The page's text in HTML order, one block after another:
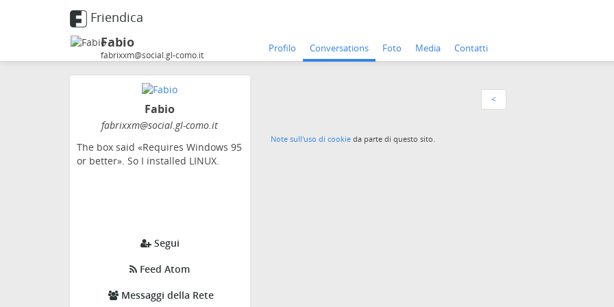
Friendica
Fabio
fabrixxm@social.gl-como.it
Profilo Conversations Foto Media Contatti
Fabio
fabrixxm@social.gl-como.it
The box said «Requires Windows 95
or better». So I installed LINUX.
Segui
Feed Atom
Messaggi della Rete
<
Note sull'uso di cookieda parte di questo sito.